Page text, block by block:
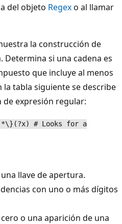
del objeto Regexo al llamar
la construcción de
si una cadena es
que incluye al menos
tabla siguiente se describe
expresión regular:
# Looks for a
llave de apertura.
con uno o más dígitos
o una aparición de una